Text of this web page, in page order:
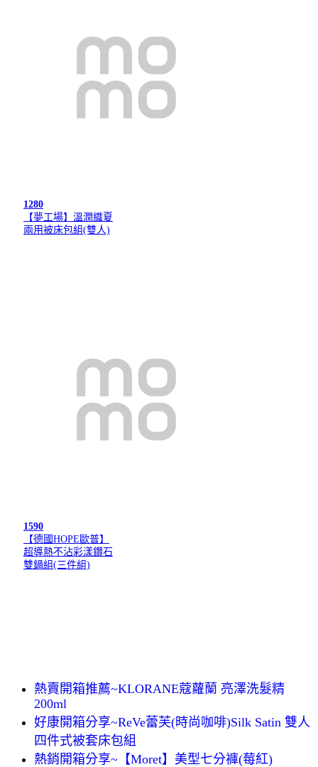
1280
【夢工場】溫潤織夏
兩用被床包組(雙人)
1590
【德國HOPE歐普】
超導熱不沾彩漾鑽石
雙鍋組(三件組)
熱賣開箱推薦~KLORANE蔻蘿蘭 亮澤洗髮精
200ml
好康開箱分享~ReVe蕾芙(時尚咖啡)Silk Satin 雙人
四件式被套床包組
熱銷開箱分享~【Moret】美型七分褲(莓紅)